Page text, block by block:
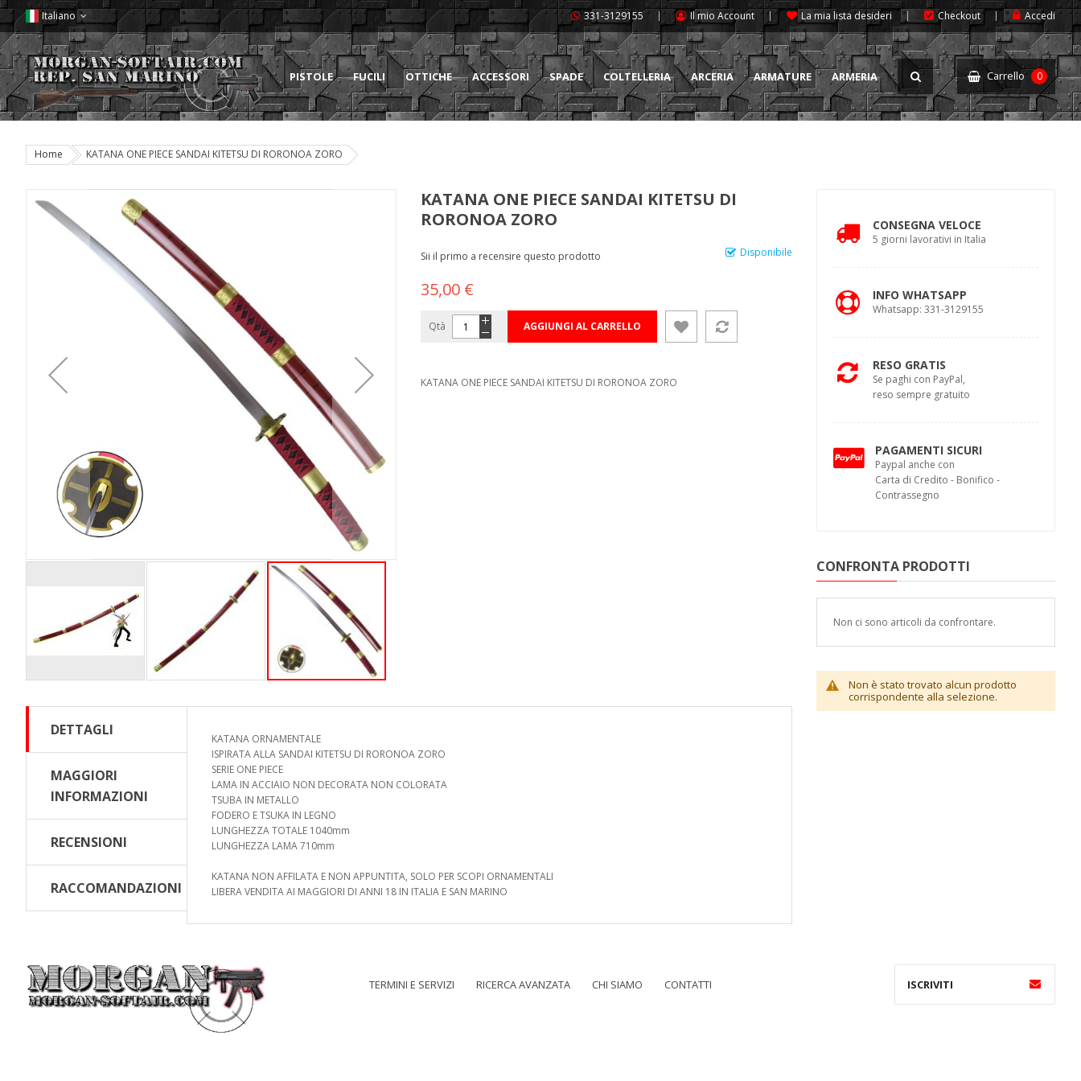
Italiano 331-3129155 Il mio Account La mia lista desideri Checkout Accedi
PISTOLE FUCILI OTTICHE ACCESSORI SPADE COLTELLERIA ARCERIA ARMATURE ARMERIA Carrello 0
Home KATANA ONE PIECE SANDAI KITETSU DI RORONOA ZORO
KATANA ONE PIECE SANDAI KITETSU DI
RORONOA ZORO
Disponibile
Sii il primo a recensire questo prodotto
35,00 €
Qtà AGGIUNGI AL CARRELLO
KATANA ONE PIECE SANDAI KITETSU DI RORONOA ZORO
DETTAGLI
MAGGIORI
INFORMAZIONI
RECENSIONI
RACCOMANDAZIONI
KATANA ORNAMENTALE
ISPIRATA ALLA SANDAI KITETSU DI RORONOA ZORO
SERIE ONE PIECE
LAMA IN ACCIAIO NON DECORATA NON COLORATA
TSUBA IN METALLO
FODERO E TSUKA IN LEGNO
LUNGHEZZA TOTALE 1040mm
LUNGHEZZA LAMA 710mm
KATANA NON AFFILATA E NON APPUNTITA, SOLO PER SCOPI ORNAMENTALI
LIBERA VENDITA AI MAGGIORI DI ANNI 18 IN ITALIA E SAN MARINO
CONSEGNA VELOCE
5 giorni lavorativi in Italia
INFO WHATSAPP
Whatsapp: 331-3129155
RESO GRATIS
Se paghi con PayPal,
reso sempre gratuito
PAGAMENTI SICURI
Paypal anche con
Carta di Credito - Bonifico -
Contrassegno
CONFRONTA PRODOTTI
Non ci sono articoli da confrontare.
Non è stato trovato alcun prodotto
corrispondente alla selezione.
TERMINI E SERVIZI RICERCA AVANZATA CHI SIAMO CONTATTI